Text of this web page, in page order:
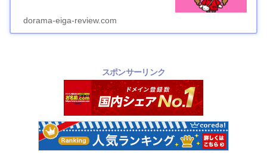
dorama-eiga-review.com
スポンサーリンク